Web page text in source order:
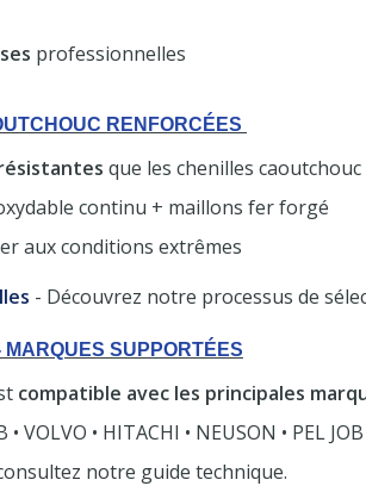
professionnelles
RENFORCÉES
que les chenilles
continu + maillons fer forgé
aux conditions extrêmes
- Découvrez notre processus de
SUPPORTÉES
compatible avec les principales
VOLVO • HITACHI • NEUSON • PEL
notre guide technique.